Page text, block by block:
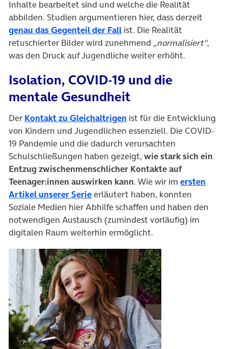
Inhalte bearbeitet sind und welche die Realität
abbilden. Studien argumentieren hier, dass derzeit
genau das Gegenteil der Fall(öffnet in neuem Tab)
ist. Die Realität
retuschierter Bilder wird zunehmend „normalisiert“,
was den Druck auf Jugendliche weiter erhöht.
Isolation, COVID-19 und die
mentale Gesundheit
Der Kontakt zu Gleichaltrigen (öffnet in neuem Tab)
ist für die Entwicklung
von Kindern und Jugendlichen essenziell. Die COVID-
19 Pandemie und die dadurch verursachten
Schulschließungen haben gezeigt, wie stark sich ein
Entzug zwischenmenschlicher Kontakte auf
Teenager:innen auswirken kann. Wie wir im ersten
Artikel unserer Serie(öffnet in neuem Tab)
erläutert haben, konnten
Soziale Medien hier Abhilfe schaffen und haben den
notwendigen Austausch (zumindest vorläufig) im
digitalen Raum weiterhin ermöglicht.